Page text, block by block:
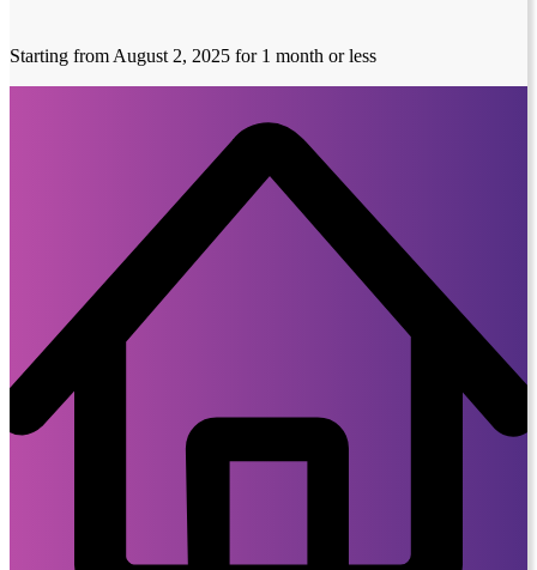
Starting from August 2, 2025 for 1 month or less